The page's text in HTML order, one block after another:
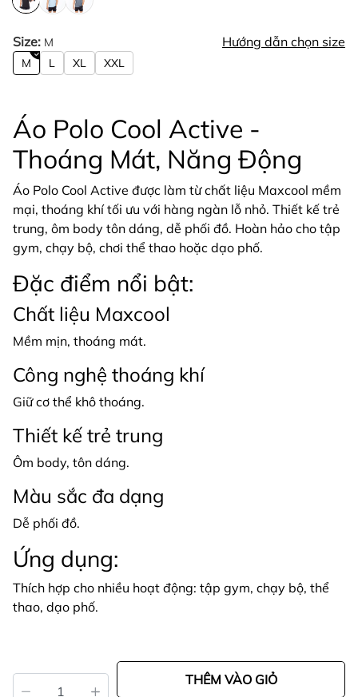
Size: M Hướng dẫn chọn size
M L XL XXL
Áo Polo Cool Active -
Thoáng Mát, Năng Động
Áo Polo Cool Active được làm từ chất liệu Maxcool mềm
mại, thoáng khí tối ưu với hàng ngàn lỗ nhỏ. Thiết kế trẻ
trung, ôm body tôn dáng, dễ phối đồ. Hoàn hảo cho tập
gym, chạy bộ, chơi thể thao hoặc dạo phố.
Đặc điểm nổi bật:
Chất liệu Maxcool
Mềm mịn, thoáng mát.
Công nghệ thoáng khí
Giữ cơ thể khô thoáng.
Thiết kế trẻ trung
Ôm body, tôn dáng.
Màu sắc đa dạng
Dễ phối đồ.
Ứng dụng:
Thích hợp cho nhiều hoạt động: tập gym, chạy bộ, thể
thao, dạo phố.
THÊM VÀO GIỎ